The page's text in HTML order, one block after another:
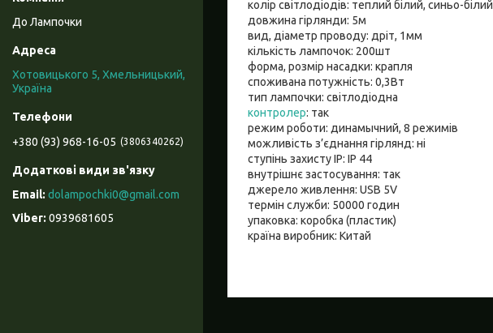
колір світлодіодів: теплий білий, синьо-білий
довжина гірлянди: 5м
вид, діаметр проводу: дріт, 1мм
кількість лампочок: 200шт
форма, розмір насадки: крапля
споживана потужність: 0,3Вт
тип лампочки: світлодіодна
контролер: так
режим роботи: динамычний, 8 режимів
можливість з’єднання гірлянд: ні
ступінь захисту IP: IP 44
внутрішнє застосування: так
джерело живлення: USB 5V
термін служби: 50000 годин
упаковка: коробка (пластик)
країна виробник: Китай
До Лампочки
Хотовицького 5, Хмельницький,
Україна
+380 (93) 968-16-05 3806340262
dolampochki0@gmail.com
0939681605